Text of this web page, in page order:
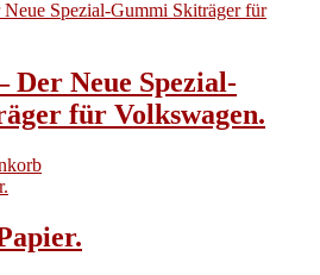
Der Neue Spezial-
für Volkswagen.